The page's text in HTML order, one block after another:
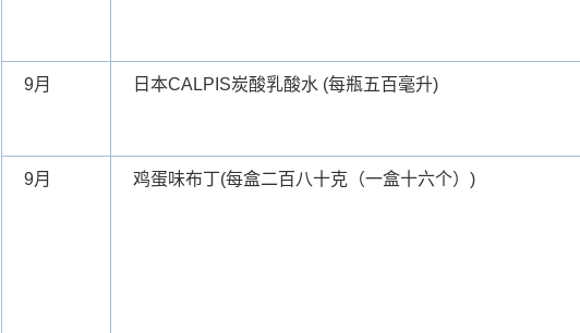
9月 日本CALPIS炭酸乳酸水 (每瓶五百毫升)
9月 鸡蛋味布丁(每盒二百八十克（一盒十六个）)